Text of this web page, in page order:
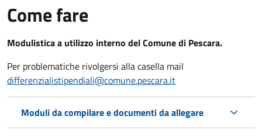
Come fare
Modulistica a utilizzo interno del Comune di Pescara.
Per problematiche rivolgersi alla casella mail
differenzialistipendiali@comune.pescara.it
Moduli da compilare e documenti da allegare